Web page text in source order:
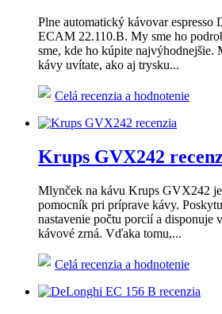
Plne automatický kávovar
ECAM 22.110.B. My sme ho
sme, kde ho kúpite najvýhodnejšie.
kávy uvítate, ako aj trysku...
Celá recenzia a hodnotenie
Krups GVX242
Mlynček na kávu Krups GVX242
pomocník pri príprave kávy.
nastavenie počtu porcií a disponuje
kávové zrná. Vďaka tomu,...
Celá recenzia a hodnotenie